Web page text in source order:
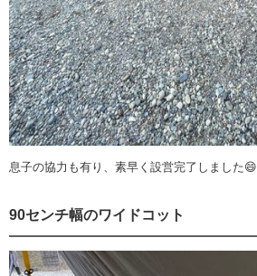
息子の協力も有り、素早く設営完了しました😄
90センチ幅のワイドコット